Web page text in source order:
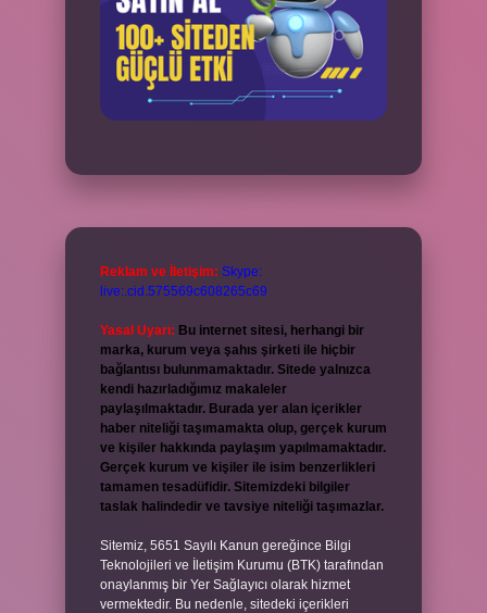
Reklam ve İletişim: Skype:
live:.cid.575569c608265c69
Yasal Uyarı: Bu internet sitesi, herhangi bir
marka, kurum veya şahıs şirketi ile hiçbir
bağlantısı bulunmamaktadır. Sitede yalnızca
kendi hazırladığımız makaleler
paylaşılmaktadır. Burada yer alan içerikler
haber niteliği taşımamakta olup, gerçek kurum
ve kişiler hakkında paylaşım yapılmamaktadır.
Gerçek kurum ve kişiler ile isim benzerlikleri
tamamen tesadüfidir. Sitemizdeki bilgiler
taslak halindedir ve tavsiye niteliği taşımazlar.
Sitemiz, 5651 Sayılı Kanun gereğince Bilgi
Teknolojileri ve İletişim Kurumu (BTK) tarafından
onaylanmış bir Yer Sağlayıcı olarak hizmet
vermektedir. Bu nedenle, sitedeki içerikleri